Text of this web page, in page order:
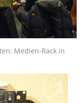
Medien-Rack in